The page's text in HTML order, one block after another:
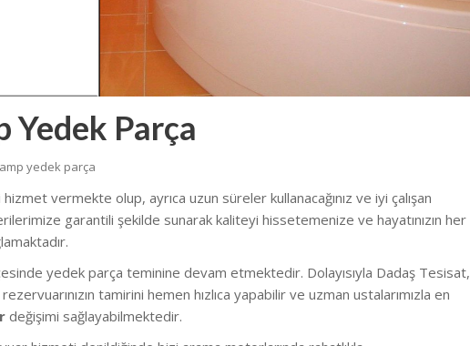
Yedek Parça
yedek parça
vermekte olup, ayrıca uzun süreler kullanacağınız ve iyi çalışan
garantili şekilde sunarak kaliteyi hissetemenize ve hayatınızın her
yedek parça teminine devam etmektedir. Dolayısıyla Dadaş Tesisat,
tamirini hemen hızlıca yapabilir ve uzman ustalarımızla en
değişimi sağlayabilmektedir.